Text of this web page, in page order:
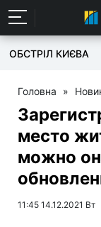
ОБСТРІЛ КИЄВА
Головна »
место
можно
11:45 14.12.2021 Вт